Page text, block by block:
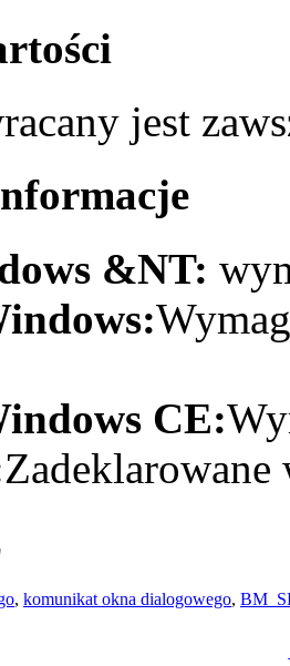
jest
&NT:
CE:
, komunikat okna dialogowego,